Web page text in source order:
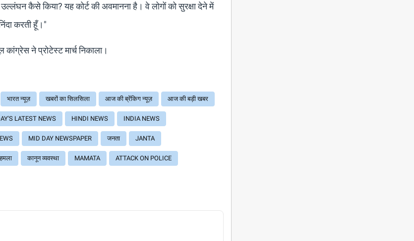
कैसे किया? यह कोर्ट की अवमानना ​​है। वे लोगों को सुरक्षा देने में
करती हूँ।"
ने प्रोटेस्ट मार्च निकाला।
भारत न्यूज़ खबरों का सिलसिला आज की ब्रेंकिग न्यूज़ आज की बड़ी खबर
LATEST NEWS HINDI NEWS INDIA NEWS
MID DAY NEWSPAPER जनता JANTA
कानून व्यवस्था MAMATA ATTACK ON POLICE